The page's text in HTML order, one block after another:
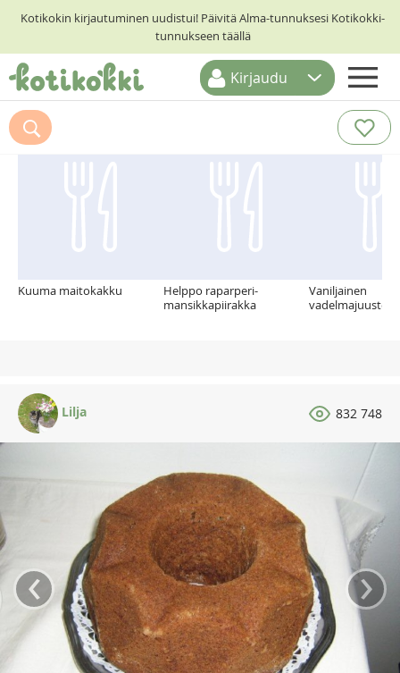
Kotikokin kirjautuminen uudistui! Päivitä Alma-tunnuksesi Kotikokki-
tunnukseen täällä
ETUSIVU
RESEPTIHAKU
Kirjaudu
Suosittelemme myös
Kuuma maitokakku
Helppo raparperi-
mansikkapiirakka
Vaniljainen
Lilja 832 748
‹ ›